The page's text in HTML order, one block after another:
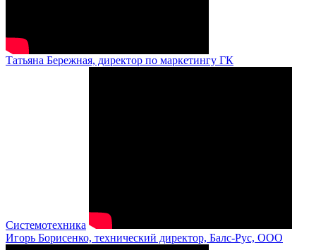
Татьяна Бережная, директор по маркетингу ГК
Системотехника
Игорь Борисенко, технический директор, Балс-Рус, ООО